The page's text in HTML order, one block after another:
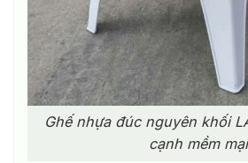
Ghế nhựa đúc nguyên khối
cạnh mềm mại